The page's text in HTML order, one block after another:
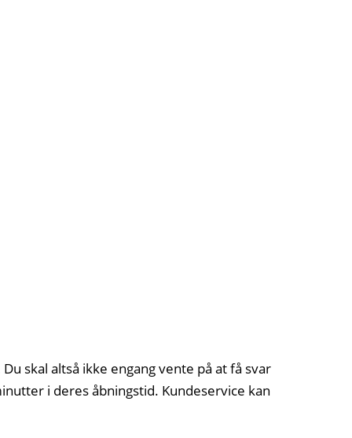
skal altså ikke engang vente på at få svar
i deres åbningstid. Kundeservice kan